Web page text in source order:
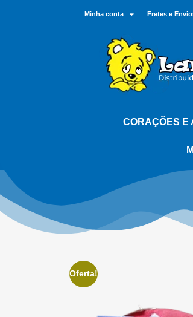
Minha conta Fretes e
CORAÇÕES E
Oferta!